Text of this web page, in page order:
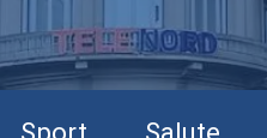
Sport Salute